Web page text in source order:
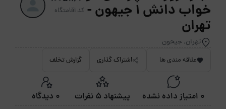
خواب دانش 1 جیهون -
تهران
تهران, جیحون
کد اقامتگاه
علاقه مندی ها اشتراک گذاری گزارش تخلف
0 امتیاز داده نشده پیشنهاد 5 نفرات 0 دیدگاه